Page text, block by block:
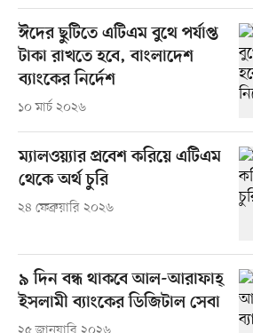
ঈদের ছুটিতে এটিএম বুথে পর্যাপ্ত
টাকা রাখতে হবে, বাংলাদেশ
ব্যাংকের নির্দেশ
১০ মার্চ ২০২৬
ম্যালওয়্যার প্রবেশ করিয়ে এটিএম
থেকে অর্থ চুরি
২৪ ফেব্রুয়ারি ২০২৬
৯ দিন বন্ধ থাকবে আল-আরাফাহ্‌
ইসলামী ব্যাংকের ডিজিটাল সেবা